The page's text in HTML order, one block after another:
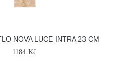
NOVA LUCE INTRA 23 CM
1184 Kč